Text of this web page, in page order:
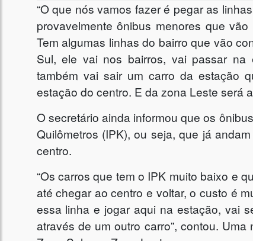
“O que nós vamos fazer é pegar as
provavelmente ônibus menores que
Tem algumas linhas do bairro que vão
Sul, ele vai nos bairros, vai passar
também vai sair um carro da estação
estação do centro. E da zona Leste será
O secretário ainda informou que os
Quilômetros (IPK), ou seja, que já
centro.
“Os carros que tem o IPK muito baixo e
até chegar ao centro e voltar, o custo é
essa linha e jogar aqui na estação, vai
através de um outro carro”, contou.